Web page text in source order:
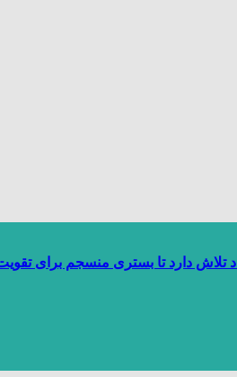
تلاش دارد تا بستری منسجم برای